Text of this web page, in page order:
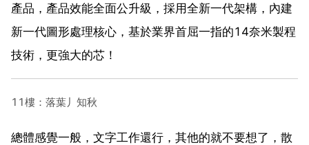
產品，產品效能全面公升級，採用全新一代架構，內建
新一代圖形處理核心，基於業界首屈一指的14奈米製程
技術，更強大的芯！
11樓：落葉丿知秋
總體感覺一般，文字工作還行，其他的就不要想了，散